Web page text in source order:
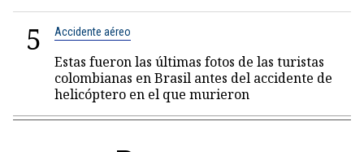
5 Accidente aéreo
Estas fueron las últimas fotos de las turistas
colombianas en Brasil antes del accidente de
helicóptero en el que murieron